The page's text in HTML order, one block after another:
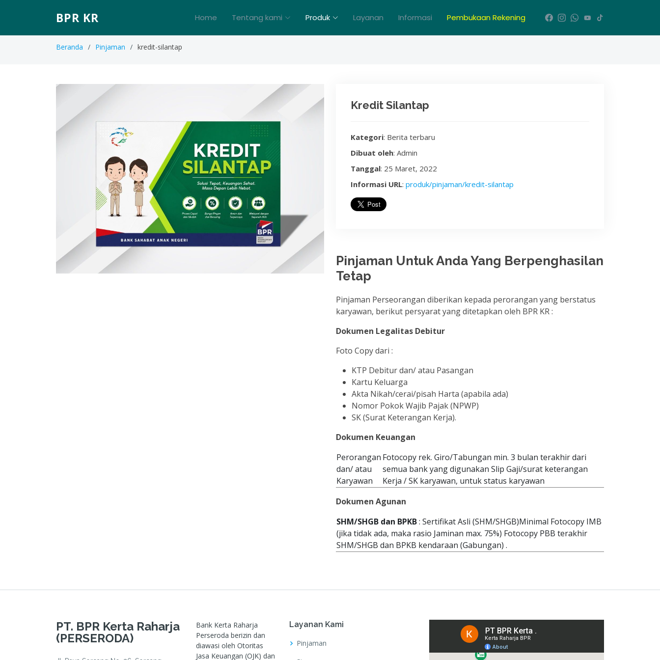
BPR KR Home Tentang kami Produk Layanan Informasi Pembukaan Rekening
Beranda Pinjaman kredit-silantap
Kredit Silantap
Kategori: Berita terbaru
Dibuat oleh: Admin
Tanggal: 25 Maret, 2022
Informasi URL: produk/pinjaman/kredit-silantap
Pinjaman Untuk Anda Yang Berpenghasilan
Tetap
Pinjaman Perseorangan diberikan kepada perorangan yang berstatus
karyawan, berikut persyarat yang ditetapkan oleh BPR KR :
Dokumen Legalitas Debitur
Foto Copy dari :
KTP Debitur dan/ atau Pasangan
Kartu Keluarga
Akta Nikah/cerai/pisah Harta (apabila ada)
Nomor Pokok Wajib Pajak (NPWP)
SK (Surat Keterangan Kerja).
Dokumen Keuangan
Perorangan
dan/ atau
Karyawan
Fotocopy rek. Giro/Tabungan min. 3 bulan terakhir dari
semua bank yang digunakan Slip Gaji/surat keterangan
Kerja / SK karyawan, untuk status karyawan
Dokumen Agunan
SHM/SHGB dan BPKB: Sertifikat Asli (SHM/SHGB)Minimal Fotocopy IMB
(jika tidak ada, maka rasio Jaminan max. 75%) Fotocopy PBB terakhir
SHM/SHGB dan BPKB kendaraan (Gabungan) .
PT. BPR Kerta Raharja
(PERSERODA)
Bank Kerta Raharja
Perseroda berizin dan
diawasi oleh Otoritas
Jasa Keuangan (OJK) dan
Layanan Kami
Pinjaman